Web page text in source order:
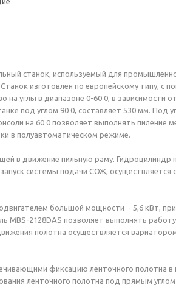
станок, используемый для
изготовлен по европейскому типу, с
углы в диапазоне 0-60 0, в зависимости
под углом 90 0, составляет 530 мм. Под
на 60 0 позволяет выполнять пиление
в полуавтоматическом режиме.
в движение пильную раму. Гидроцилиндр
системы подачи СОЖ, осуществляется
большой мощности - 5,6 кВт,
MBS-2128DAS позволяет выполнять
полотна осуществляется
фиксацию ленточного полотна
ленточного полотна под прямым